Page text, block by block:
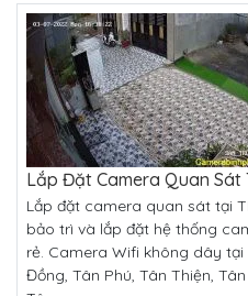
Lắp Đặt Camera Quan Sát
Lắp đặt camera quan sát tại
bảo trì và lắp đặt hệ thống
rẻ. Camera Wifi không dây tại
Đồng, Tân Phú, Tân Thiện,